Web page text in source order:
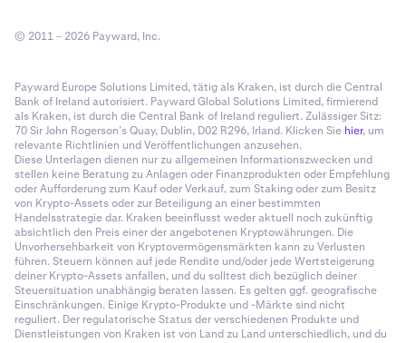
© 2011 – 2026 Payward, Inc.
Payward Europe Solutions Limited, tätig als Kraken, ist durch die Central
Bank of Ireland autorisiert. Payward Global Solutions Limited, firmierend
als Kraken, ist durch die Central Bank of Ireland reguliert. Zulässiger Sitz:
70 Sir John Rogerson’s Quay, Dublin, D02 R296, Irland. Klicken Sie hier, um
relevante Richtlinien und Veröffentlichungen anzusehen.
Diese Unterlagen dienen nur zu allgemeinen Informationszwecken und
stellen keine Beratung zu Anlagen oder Finanzprodukten oder Empfehlung
oder Aufforderung zum Kauf oder Verkauf, zum Staking oder zum Besitz
von Krypto-Assets oder zur Beteiligung an einer bestimmten
Handelsstrategie dar. Kraken beeinflusst weder aktuell noch zukünftig
absichtlich den Preis einer der angebotenen Kryptowährungen. Die
Unvorhersehbarkeit von Kryptovermögensmärkten kann zu Verlusten
führen. Steuern können auf jede Rendite und/oder jede Wertsteigerung
deiner Krypto-Assets anfallen, und du solltest dich bezüglich deiner
Steuersituation unabhängig beraten lassen. Es gelten ggf. geografische
Einschränkungen. Einige Krypto-Produkte und -Märkte sind nicht
reguliert. Der regulatorische Status der verschiedenen Produkte und
Dienstleistungen von Kraken ist von Land zu Land unterschiedlich, und du